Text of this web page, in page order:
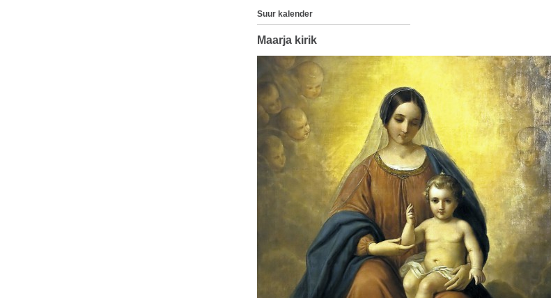
Suur kalender
Maarja kirik